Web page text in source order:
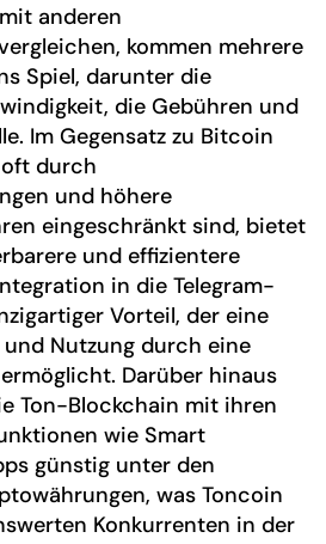
anderen
kommen mehrere
Spiel, darunter die
die Gebühren und
Im Gegensatz zu Bitcoin
durch
und höhere
eingeschränkt sind, bietet
und effizientere
in die Telegram-
Vorteil, der eine
Nutzung durch eine
Darüber hinaus
Ton-Blockchain mit ihren
wie Smart
günstig unter den
was Toncoin
Konkurrenten in der